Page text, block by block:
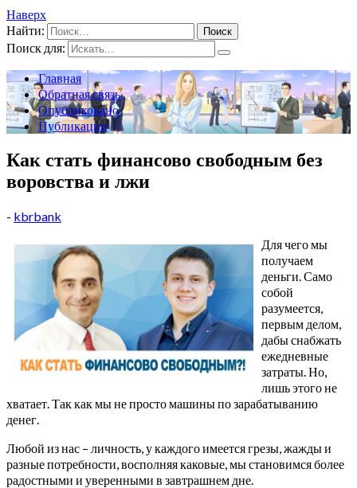
Наверх
Найти:
Поиск для:
Главная
Обратная связь
Опубликовано
Публикации
Как стать финансово свободным без
воровства и лжи
- kbrbank
Для чего мы
получаем
деньги. Само
собой
разумеется,
первым делом,
дабы снабжать
ежедневные
затраты. Но,
лишь этого не
хватает. Так как мы не просто машины по зарабатыванию
денег.
Любой из нас – личность, у каждого имеется грезы, жажды и
разные потребности, восполняя каковые, мы становимся более
радостными и уверенными в завтрашнем дне.